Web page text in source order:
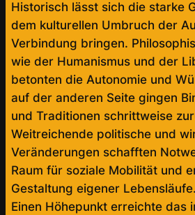
Historisch lässt sich die starke
dem kulturellen Umbruch der
Verbindung bringen.
wie der Humanismus und der
betonten die Autonomie und
auf der anderen Seite gingen
und Traditionen schrittweise
Weitreichende politische und
Veränderungen schafften
Raum für soziale Mobilität und
Gestaltung eigener Lebensläufe.
Einen Höhepunkt erreichte das